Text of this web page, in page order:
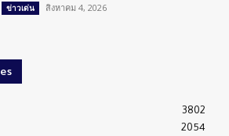
ข่าวเด่น สิงหาคม 4, 2026
3802
2054